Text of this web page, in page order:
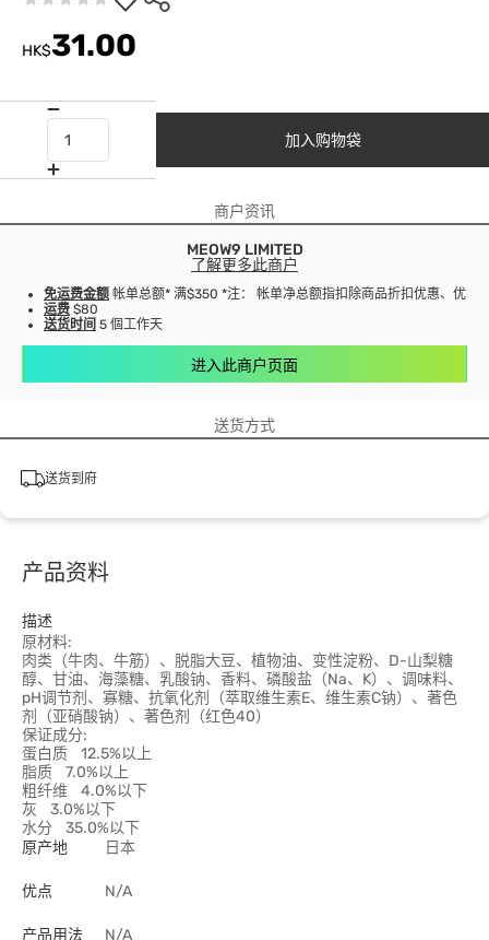
HK$31.00
加入购物袋
商户资讯
MEOW9 LIMITED
了解更多此商户
免运费金额 帐单总额* 满$350 *注： 帐单净总额指扣除商品折扣优惠、优惠
运费 $80
送货时间 5 個工作天
进入此商户页面
送货方式
送货到府
产品资料
描述
原材料:
肉类（牛肉、牛筋）、脱脂大豆、植物油、变性淀粉、D-山梨糖
醇、甘油、海藻糖、乳酸钠、香料、磷酸盐（Na、K）、调味料、
pH调节剂、寡糖、抗氧化剂（萃取维生素E、维生素C钠）、著色
剂（亚硝酸钠）、著色剂（红色40）
保证成分:
蛋白质 12.5%以上
脂质 7.0%以上
粗纤维 4.0%以下
灰 3.0%以下
水分 35.0%以下
原产地
日本
优点 N/A
产品用法 N/A